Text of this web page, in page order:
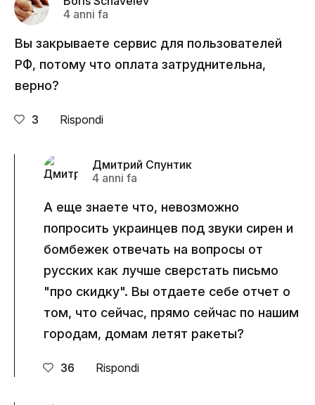
4 anni fa
Вы закрываете сервис для пользователей
РФ, потому что оплата затруднительна,
верно?
3 Rispondi
Дмитрий Спунтик
4 anni fa
А еще знаете что, невозможно
попросить украинцев под звуки сирен и
бомбежек отвечать на вопросы от
русских как лучше сверстать письмо
"про скидку". Вы отдаете себе отчет о
том, что сейчас, прямо сейчас по нашим
городам, домам летят ракеты?
36 Rispondi